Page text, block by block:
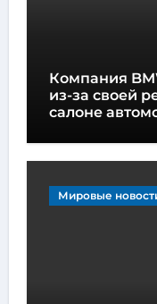
Компания
из-за своей
салоне
Мировые